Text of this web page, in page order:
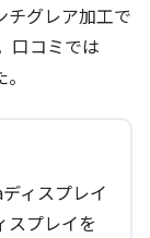
チグレア加工で
口コミでは
ィスプレイ
スプレイを